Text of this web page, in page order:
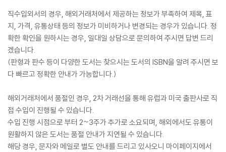
직수입외서의 경우, 해외거래처에서 제공하는 정보가 부족하여 제목, 표
지, 가격, 유통상태 등의 정보가 미비하거나 변경되는 경우가 있습니다. 정
확한 확인을 원하시는 경우, 일대일 상담으로 문의하여 주시면 답변 드리
겠습니다.
(판형과 판수 등이 다양한 도서는 찾으시는 도서의 ISBN을 알려 주시면 보
다 빠르고 정확한 안내가 가능합니다.)
해외거래처에서 품절인 경우, 2차 거래선을 통해 유럽과 미국 출판사로 직
접 수입이 진행될 수 있습니다.
수입 진행 시점으로 부터 2~3주가 추가로 소요되며, 해외에서도 유통이
원활하지 않은 도서는 품절 안내가 지연될 수 있습니다.
해당 경우, 문자와 메일로 별도 안내를 드리고 있사오니 마이페이지에서